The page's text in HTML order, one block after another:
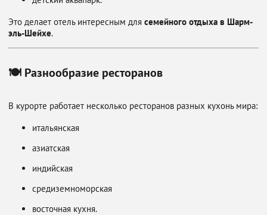
Это делает отель интересным для семейного отдыха в Шарм-
эль-Шейхе.
🍽 Разнообразие ресторанов
В курорте работает несколько ресторанов разных кухонь мира:
итальянская
азиатская
индийская
средиземноморская
восточная кухня.